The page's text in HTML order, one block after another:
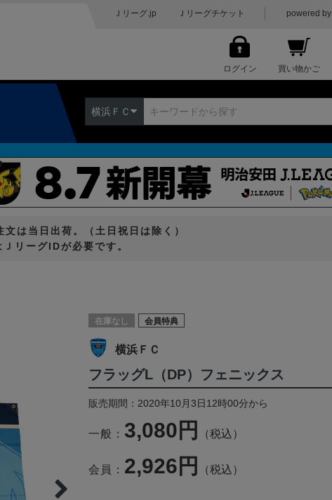
Ｊリーグ.jp Ｊリーグチケット powered by
ログイン 買い物かご
横浜ＦＣ
は当日出荷。（土日祝日は除く）
リーグIDが必要です。
在庫なし 会員特典
横浜ＦＣ
フラッグL（DP）フェニックス
販売期間：2020年10月3日12時00分から
一般： 3,080円 （税込）
会員： 2,926円 （税込）